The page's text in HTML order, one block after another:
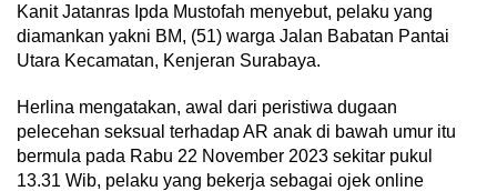
Kanit Jatanras Ipda Mustofah menyebut, pelaku yang
diamankan yakni BM, (51) warga Jalan Babatan Pantai
Utara Kecamatan, Kenjeran Surabaya.
Herlina mengatakan, awal dari peristiwa dugaan
pelecehan seksual terhadap AR anak di bawah umur itu
bermula pada Rabu 22 November 2023 sekitar pukul
13.31 Wib, pelaku yang bekerja sebagai ojek online